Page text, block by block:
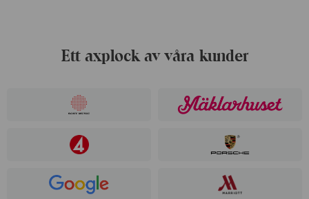
Ett axplock av våra kunder